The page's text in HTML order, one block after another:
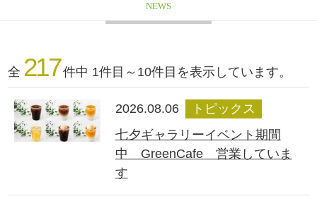
NEWS
全 217 件中 1件目～10件目を表示しています。
2026.08.06
トピックス
七夕ギャラリーイベント期間
中 GreenCafe 営業していま
す